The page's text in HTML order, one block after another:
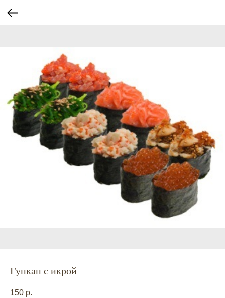
Гункан с икрой
150 р.